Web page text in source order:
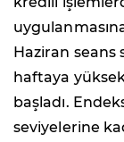
Haziran seans
haftaya
başladı.
seviyelerine